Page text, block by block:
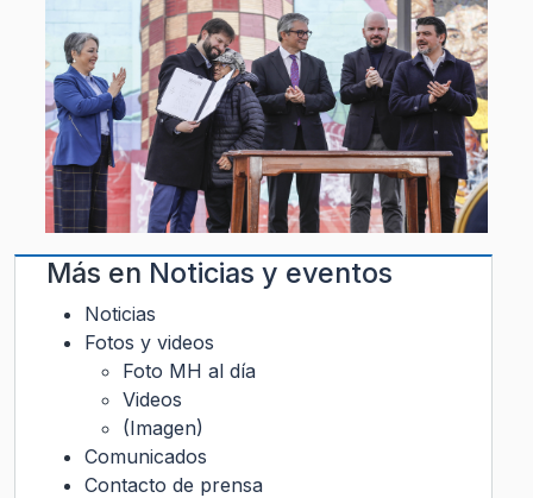
Más en Noticias y eventos
Noticias
Fotos y videos
Foto MH al día
Videos
(Imagen)
Comunicados
Contacto de prensa